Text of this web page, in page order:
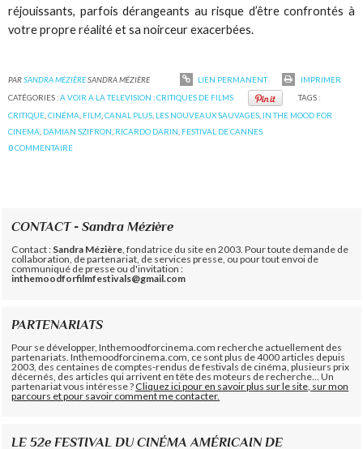
réjouissants, parfois dérangeants au risque d’être confrontés à
votre propre réalité et sa noirceur exacerbées.
PARSANDRA MÉZIÈRESANDRA MÉZIÈRE LIEN PERMANENT
IMPRIMER
CATÉGORIES :A VOIR A LA TELEVISION : CRITIQUES DE FILMS
TAGS :
CRITIQUE ,CINÉMA FILM ,CANAL PLUS LES NOUVEAUX SAUVAGES IN THE MOOD FOR
CINEMA DAMIAN SZIFRON RICARDO DARIN FESTIVAL DE CANNES
0COMMENTAIRE
CONTACT - Sandra Mézière
Contact : Sandra Mézière , fondatrice du site en 2003. Pour toute demande de
collaboration, de partenariat, de services presse, ou pour tout envoi de
communiqué de presse ou d'invitation :
inthemoodforfilmfestivals@gmail.com
PARTENARIATS
Pour se développer, Inthemoodforcinema.com recherche actuellement des
partenariats. Inthemoodforcinema.com, ce sont plus de 4000 articles depuis
2003, des centaines de comptes-rendus de festivals de cinéma, plusieurs prix
décernés, des articles qui arrivent en tête des moteurs de recherche... Un
partenariat vous intéresse ?Cliquez ici pour en savoir plus sur le site, sur mon
parcours et pour savoir comment me contacter.
LE 52e FESTIVAL DU CINÉMA AMÉRICAIN DE